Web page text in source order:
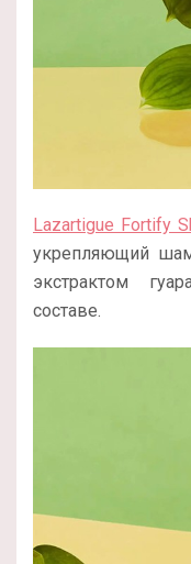
Lazartigue Fortify
укрепляющий
экстрактом
составе.